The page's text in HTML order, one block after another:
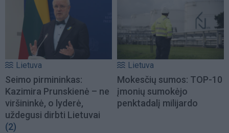
Lietuva
Seimo pirmininkas:
Kazimira Prunskienė – ne
viršininkė, o lyderė,
uždegusi dirbti Lietuvai
(2)
Lietuva
Mokesčių sumos: TOP-10
įmonių sumokėjo
penktadalį milijardo